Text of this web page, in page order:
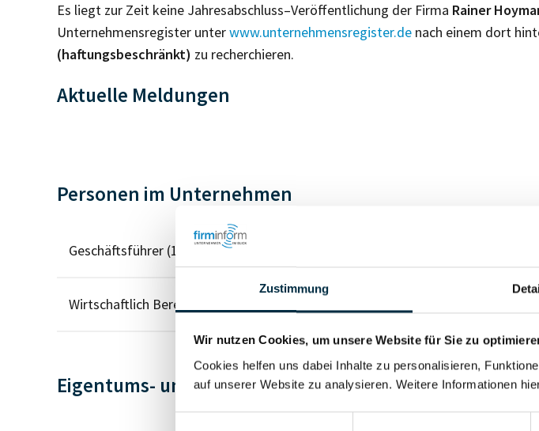
Zustimmung
Wir nutzen Cookies, um unsere Website für Sie zu
Cookies helfen uns dabei Inhalte zu personalisieren,
auf unserer Website zu analysieren. Weitere Informationen
Es liegt zur Zeit keine Jahresabschluss–Veröffentlichung der Firma Rainer
Unternehmensregister unterwww.unternehmensregister.de nach einem dort
(haftungsbeschränkt) zu recherchieren.
Aktuelle Meldungen
Personen im Unternehmen
Geschäftsführer (1)
Wirtschaftlich Berechtigter
Eigentums- und Kontrollstruktur